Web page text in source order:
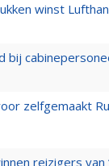
winst
zelfgemaakt
reizigers van